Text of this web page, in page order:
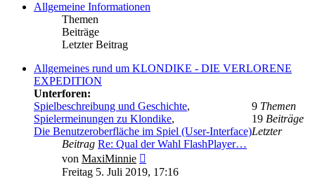
Allgemeine Informationen
Themen
Beiträge
Letzter Beitrag
Allgemeines rund um KLONDIKE - DIE VERLORENE
EXPEDITION
Unterforen:
Spielbeschreibung und Geschichte,
Spielermeinungen zu Klondike,
Die Benutzeroberfläche im Spiel (User-Interface)
9 Themen
19 Beiträge
Letzter
Beitrag Re: Qual der Wahl FlashPlayer…
von MaxiMinnie
Beitrag
Freitag 5. Juli 2019, 17:16